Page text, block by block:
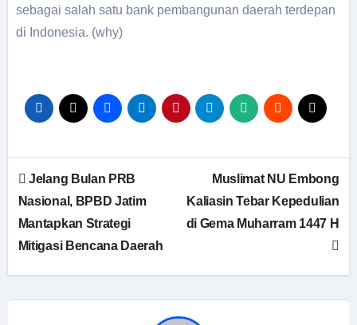
sebagai salah satu bank pembangunan daerah terdepan
di Indonesia. (why)
Jelang Bulan PRB
Nasional, BPBD Jatim
Mantapkan Strategi
Mitigasi Bencana Daerah
Muslimat NU Embong
Kaliasin Tebar Kepedulian
di Gema Muharram 1447 H